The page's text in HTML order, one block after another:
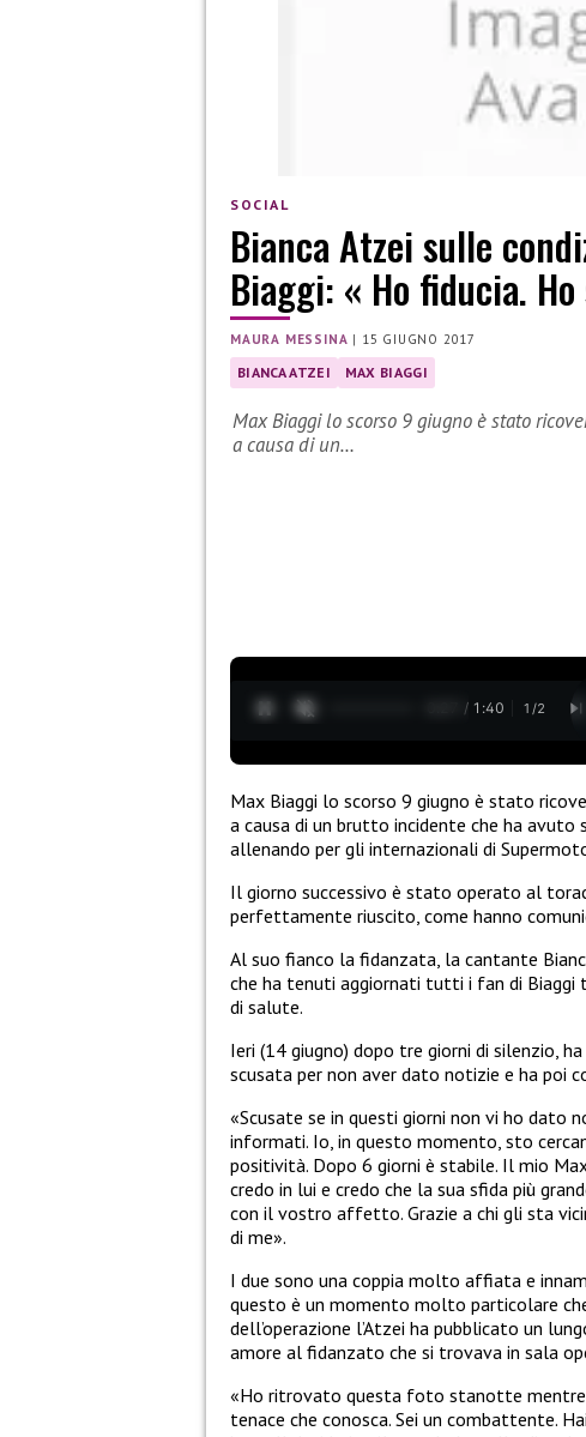
SOCIAL
Bianca Atzei sulle
Biaggi: « Ho fiducia.
MAURA MESSINA | 15 GIUGNO 2017
BIANCA ATZEI MAX BIAGGI
Max Biaggi lo scorso 9 giugno è stato
a causa di un…
0:28 / 1:40 1 /2
Max Biaggi lo scorso 9 giugno è stato
a causa di un brutto incidente che ha
allenando per gli internazionali di
Il giorno successivo è stato operato al
perfettamente riuscito, come hanno
Al suo fianco la fidanzata, la cantante
che ha tenuti aggiornati tutti i fan di
di salute.
Ieri (14 giugno) dopo tre giorni di silenzio,
scusata per non aver dato notizie e ha poi
«Scusate se in questi giorni non vi ho dato
informati. Io, in questo momento, sto
positività. Dopo 6 giorni è stabile. Il mio
credo in lui e credo che la sua sfida più
con il vostro affetto. Grazie a chi gli sta
di me».
I due sono una coppia molto affiata e
questo è un momento molto particolare
dell’operazione l’Atzei ha pubblicato un
amore al fidanzato che si trovava in sala
«Ho ritrovato questa foto stanotte mentre
tenace che conosca. Sei un combattente.